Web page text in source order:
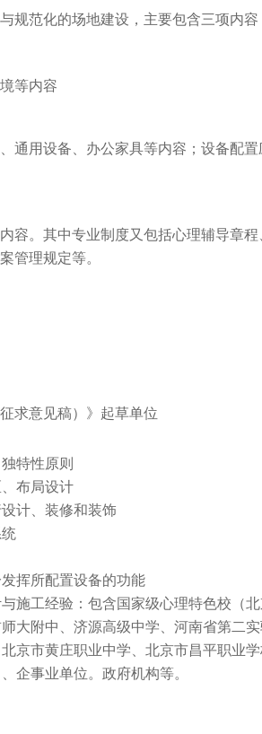
规范化的场地建设，主要包含三项内容
等内容
通用设备、办公家具等内容；设备配置
容。其中专业制度又包括心理辅导章程
管理规定等。
求意见稿）》起草单位
特性原则
布局设计
计、装修和装饰
挥所配置设备的功能
施工经验：包含国家级心理特色校（
大附中、济源高级中学、河南省第二实
京市黄庄职业中学、北京市昌平职业学
企事业单位。政府机构等。